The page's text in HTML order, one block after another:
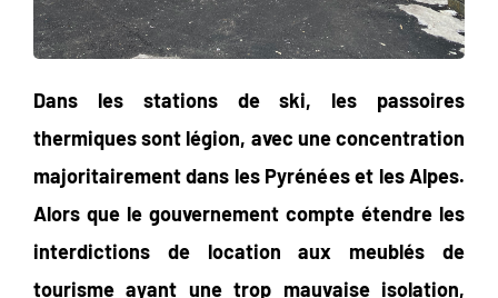
Dans les stations de ski, les passoires
thermiques sont légion, avec une concentration
majoritairement dans les Pyrénées et les Alpes.
Alors que le gouvernement compte étendre les
interdictions de location aux meublés de
tourisme ayant une trop mauvaise isolation,